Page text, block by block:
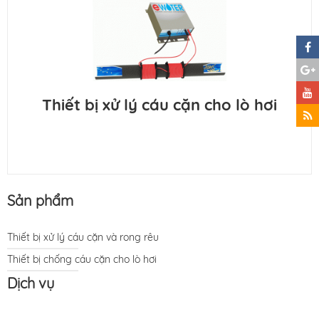
Thiết bị xử lý cáu cặn cho lò hơi
Sản phẩm
Thiết bị xử lý cáu cặn và rong rêu
Thiết bị chống cáu cặn cho lò hơi
Dịch vụ